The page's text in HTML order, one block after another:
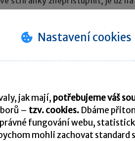
vyhrazena pro vzájemnou
Nastavení cookies
jak mají, potřebujeme váš
– tzv. cookies. Dbáme
fungování webu,
mohli zachovat standard